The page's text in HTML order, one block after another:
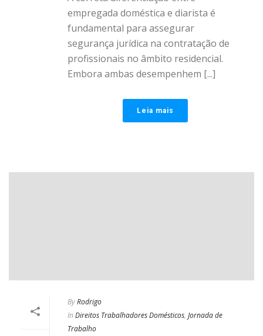
empregada doméstica e diarista é
fundamental para assegurar
segurança jurídica na contratação de
profissionais no âmbito residencial.
Embora ambas desempenhem [...]
Leia mais
ByRodrigo
In Direitos Trabalhadores Domésticos, Jornada de
Trabalho